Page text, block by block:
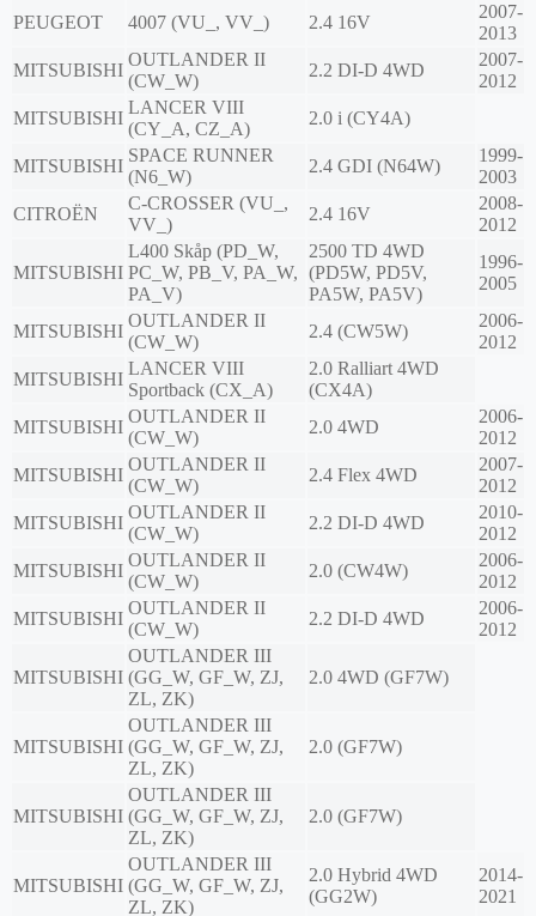
PEUGEOT
4007 (VU_, VV_) 2.4 16V
2007-
2013
MITSUBISHI
OUTLANDER II
(CW_W)
2.2 DI-D 4WD
2007-
2012
MITSUBISHI
LANCER VIII
(CY_A, CZ_A)
2.0 i (CY4A)
MITSUBISHI
SPACE RUNNER
(N6_W)
2.4 GDI (N64W)
1999-
2003
CITROËN
C-CROSSER (VU_,
VV_)
2.4 16V
2008-
2012
MITSUBISHI
L400 Skåp (PD_W,
PC_W, PB_V, PA_W,
PA_V)
2500 TD 4WD
(PD5W, PD5V,
PA5W, PA5V)
1996-
2005
MITSUBISHI
OUTLANDER II
(CW_W)
2.4 (CW5W)
2006-
2012
MITSUBISHI
LANCER VIII
Sportback (CX_A)
2.0 Ralliart 4WD
(CX4A)
MITSUBISHI
OUTLANDER II
(CW_W)
2.0 4WD
2006-
2012
MITSUBISHI
OUTLANDER II
(CW_W)
2.4 Flex 4WD
2007-
2012
MITSUBISHI
OUTLANDER II
(CW_W)
2.2 DI-D 4WD
2010-
2012
MITSUBISHI
OUTLANDER II
(CW_W)
2.0 (CW4W)
2006-
2012
MITSUBISHI
OUTLANDER II
(CW_W)
2.2 DI-D 4WD
2006-
2012
MITSUBISHI
OUTLANDER III
(GG_W, GF_W, ZJ,
ZL, ZK)
2.0 4WD (GF7W)
MITSUBISHI
OUTLANDER III
(GG_W, GF_W, ZJ,
ZL, ZK)
2.0 (GF7W)
MITSUBISHI
OUTLANDER III
(GG_W, GF_W, ZJ,
ZL, ZK)
2.0 (GF7W)
MITSUBISHI
OUTLANDER III
(GG_W, GF_W, ZJ,
ZL, ZK)
2.0 Hybrid 4WD
(GG2W)
2014-
2021